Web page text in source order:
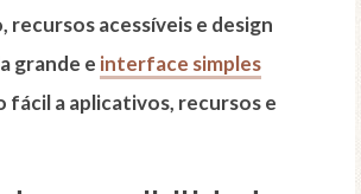
recursos acessíveis e design
grande e interface simples
fácil a aplicativos, recursos e